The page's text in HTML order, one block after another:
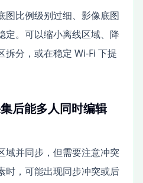
图比例级别过细、影像底图
定。可以缩小离线区域、降
拆分，或在稳定 Wi-Fi 下提
后能多人同时编辑
域并同步，但需要注意冲突
时，可能出现同步冲突或后